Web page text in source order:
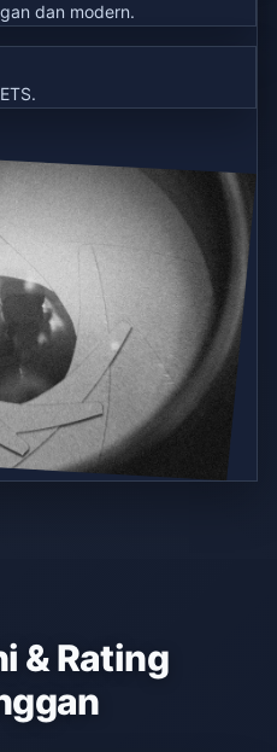
dan modern.
& Rating